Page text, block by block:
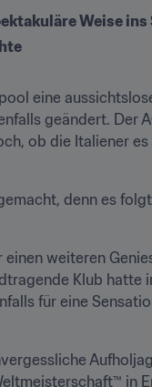
Weise
eine
geändert. Der
ob die Italiener
denn es
weiteren
Klub hatte
für eine